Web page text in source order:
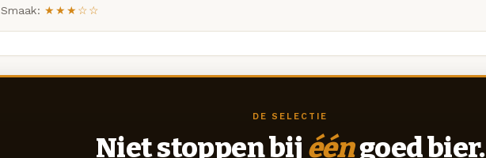
Smaak: ★★★☆☆
DE SELECTIE
Niet stoppen bij ééngoed bier.